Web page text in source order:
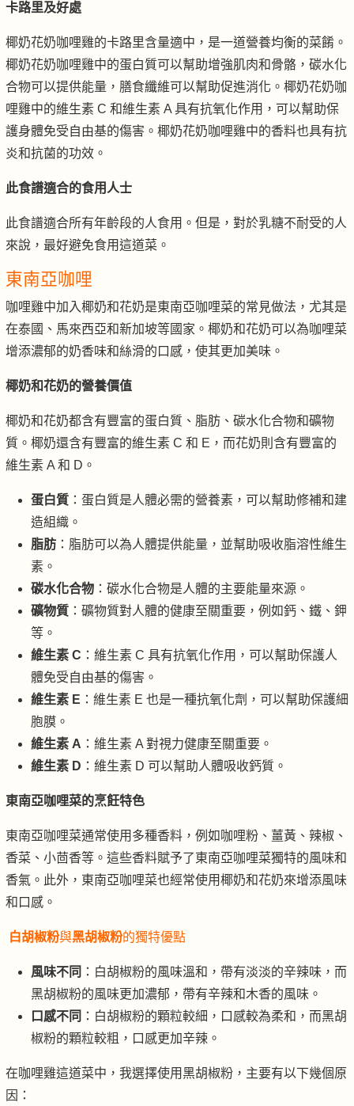
卡路里及好處
椰奶花奶咖哩雞的卡路里含量適中，是一道營養均衡的菜餚。
椰奶花奶咖哩雞中的蛋白質可以幫助增強肌肉和骨骼，碳水化
合物可以提供能量，膳食纖維可以幫助促進消化。椰奶花奶咖
哩雞中的維生素 C 和維生素 A 具有抗氧化作用，可以幫助保
護身體免受自由基的傷害。椰奶花奶咖哩雞中的香料也具有抗
炎和抗菌的功效。
此食譜適合的食用人士
此食譜適合所有年齡段的人食用。但是，對於乳糖不耐受的人
來說，最好避免食用這道菜。
東南亞咖哩
咖哩雞中加入椰奶和花奶是東南亞咖哩菜的常見做法，尤其是
在泰國、馬來西亞和新加坡等國家。椰奶和花奶可以為咖哩菜
增添濃郁的奶香味和絲滑的口感，使其更加美味。
椰奶和花奶的營養價值
椰奶和花奶都含有豐富的蛋白質、脂肪、碳水化合物和礦物
質。椰奶還含有豐富的維生素 C 和 E，而花奶則含有豐富的
維生素 A 和 D。
蛋白質 ：蛋白質是人體必需的營養素，可以幫助修補和建
造組織。
脂肪 ：脂肪可以為人體提供能量，並幫助吸收脂溶性維生
素。
碳水化合物 ：碳水化合物是人體的主要能量來源。
礦物質 ：礦物質對人體的健康至關重要，例如鈣、鐵、鉀
等。
維生素 C ：維生素 C 具有抗氧化作用，可以幫助保護人
體免受自由基的傷害。
維生素 E ：維生素 E 也是一種抗氧化劑，可以幫助保護細
胞膜。
維生素 A ：維生素 A 對視力健康至關重要。
維生素 D ：維生素 D 可以幫助人體吸收鈣質。
東南亞咖哩菜的烹飪特色
東南亞咖哩菜通常使用多種香料，例如咖哩粉、薑黃、辣椒、
香菜、小茴香等。這些香料賦予了東南亞咖哩菜獨特的風味和
香氣。此外，東南亞咖哩菜也經常使用椰奶和花奶來增添風味
和口感。
白胡椒粉與黑胡椒粉的獨特優點
風味不同 ：白胡椒粉的風味溫和，帶有淡淡的辛辣味，而
黑胡椒粉的風味更加濃郁，帶有辛辣和木香的風味。
口感不同 ：白胡椒粉的顆粒較細，口感較為柔和，而黑胡
椒粉的顆粒較粗，口感更加辛辣。
在咖哩雞這道菜中，我選擇使用黑胡椒粉，主要有以下幾個原
因：